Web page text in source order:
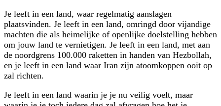
Je leeft in een land, waar regelmatig aanslagen
plaatsvinden. Je leeft in een land, omringd door vijandige
machten die als heimelijke of openlijke doelstelling hebben
om jouw land te vernietigen. Je leeft in een land, met aan
de noordgrens 100.000 raketten in handen van Hezbollah,
en je leeft in een land waar Iran zijn atoomkoppen ooit op
zal richten.
Je leeft in een land waarin je je nu veilig voelt, maar